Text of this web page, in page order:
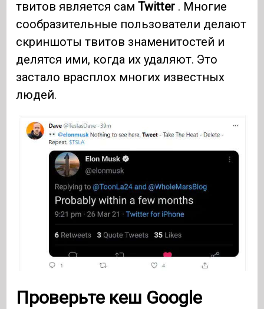
твитов является самTwitter . Многие
сообразительные пользователи делают
скриншоты твитов знаменитостей и
делятся ими, когда их удаляют. Это
застало врасплох многих известных
людей.
Проверьте кеш Google